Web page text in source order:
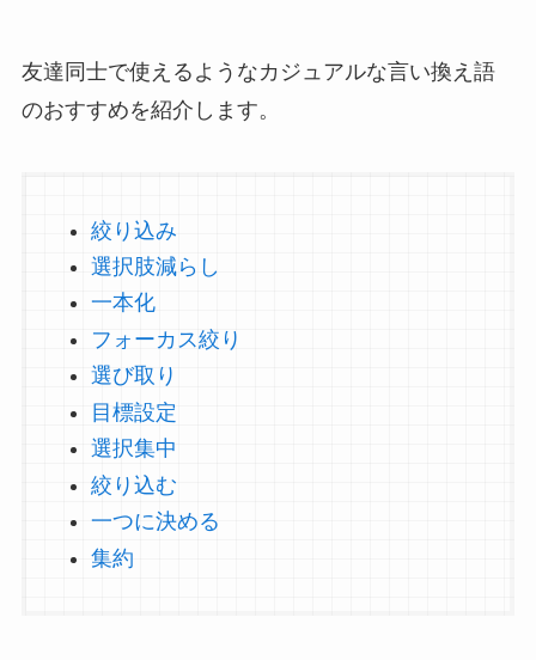
友達同士で使えるようなカジュアルな言い換え語
のおすすめを紹介します。
絞り込み
選択肢減らし
一本化
フォーカス絞り
選び取り
目標設定
選択集中
絞り込む
一つに決める
集約